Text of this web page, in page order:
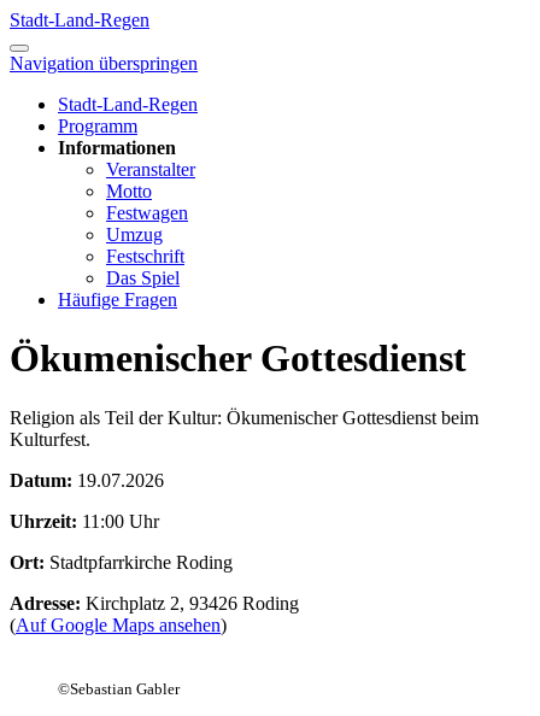
Stadt-Land-Regen
Navigation überspringen
Stadt-Land-Regen
Programm
Informationen
Veranstalter
Motto
Festwagen
Umzug
Festschrift
Das Spiel
Häufige Fragen
Ökumenischer Gottesdienst
Religion als Teil der Kultur: Ökumenischer Gottesdienst beim
Kulturfest.
Datum: 19.07.2026
Uhrzeit: 11:00 Uhr
Ort: Stadtpfarrkirche Roding
Adresse: Kirchplatz 2, 93426 Roding
(Auf Google Maps ansehen)
©Sebastian Gabler